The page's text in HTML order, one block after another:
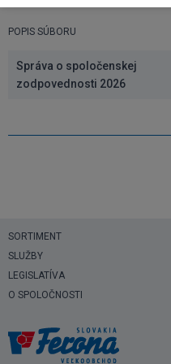
POPIS SÚBORU
Správa o spoločenskej
zodpovednosti 2026
SORTIMENT
SLUŽBY
LEGISLATÍVA
O SPOLOČNOSTI